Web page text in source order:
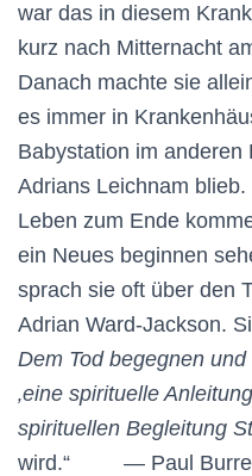
war das in diesem
kurz nach Mitternacht
Danach machte sie
es immer in
Babystation im anderen
Adrians Leichnam
Leben zum Ende
ein Neues beginnen
sprach sie oft über den
Adrian Ward-Jackson.
Dem Tod begegnen
‚eine spirituelle
spirituellen Begleitung
wird.“ — Paul Burrell